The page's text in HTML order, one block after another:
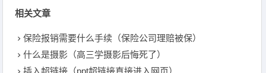
相关文章
保险报销需要什么手续（保险公司理赔被保）
什么是摄影（高三学摄影后悔死了）
插入超链接（ppt超链接直接进入网页）